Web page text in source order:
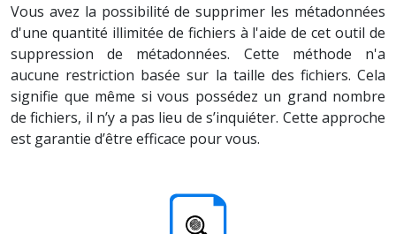
Vous avez la possibilité de supprimer les métadonnées
d'une quantité illimitée de fichiers à l'aide de cet outil de
suppression de métadonnées. Cette méthode n'a
aucune restriction basée sur la taille des fichiers. Cela
signifie que même si vous possédez un grand nombre
de fichiers, il n’y a pas lieu de s’inquiéter. Cette approche
est garantie d’être efficace pour vous.